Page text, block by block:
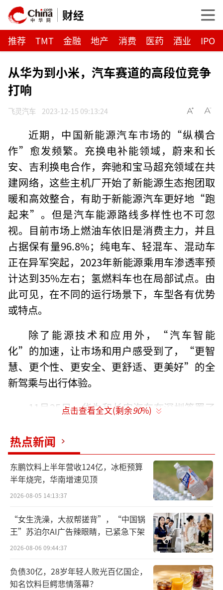
财经
推荐 TMT 金融 地产 消费 医药 酒业 IPO
从华为到小米，汽车赛道的高段位竞争
打响
飞灵汽车 2023-12-15 09:13:24
近期，中国新能源汽车市场的“纵横合
作”愈发频繁。充换电补能领域，蔚来和长
安、吉利换电合作，奔驰和宝马超充领域在共
建网络，这些主机厂开始了新能源生态抱团取
暖和高效整合，有助于新能源汽车更好地“跑
起来”。但是汽车能源路线多样性也不可忽
视。目前市场上燃油车依旧是消费主力，并且
占据保有量96.8%；纯电车、轻混车、混动车
正在异军突起，2023年新能源乘用车渗透率预
计达到35%左右；氢燃料车也在局部试点。由
此可见，在不同的运行场景下，车型各有优势
或特点。
除了能源技术和应用外，“汽车智能
化”的加速，让市场和用户感受到了，“更智
慧、更个性、更安全、更舒适、更美好”的全
新驾乘与出行体验。
11月25日，华为和长安汽车在深圳签署了
家新公司，聚焦智能网联汽车的智能驾驶系统
及增量部件的研发、生产、销售和服务。值得
关注的是，不仅仅长安在拥抱华为，越来越多
的主机厂正在加入华为的朋友圈。
点击查看全文(剩余90%)
热点新闻
东鹏饮料上半年营收124亿，冰柜预算
半年烧完，华南增速见顶
2026-08-05 14:13:37
“女生洗澡，大叔帮搓背”，“中国锅
王”苏泊尔AI广告辣眼睛，已紧急下架
2026-08-06 09:44:37
负债30亿，28岁年轻人败光百亿国企，
知名饮料巨鳄悲情落幕？